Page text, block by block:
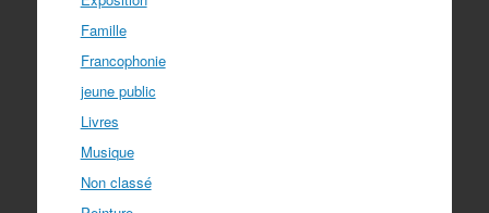
Famille
Francophonie
jeune public
Livres
Musique
Non classé